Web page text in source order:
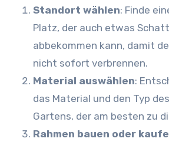
Standort wählen: Finde
Platz, der auch etwas
abbekommen kann, damit
nicht sofort verbrennen.
Material auswählen:
das Material und den Typ
Gartens, der am besten zu
Rahmen bauen oder